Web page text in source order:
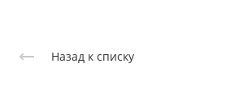
Назад к списку